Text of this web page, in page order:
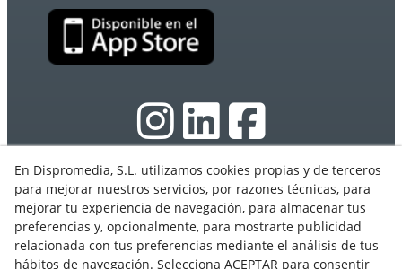
© 08/2026 Ebasnet - Dispromedia, SL - Todos los
derechos reservados.
Condiciones de Uso
Aviso Legal
En Dispromedia, S.L. utilizamos cookies propias y de terceros
para mejorar nuestros servicios, por razones técnicas, para
mejorar tu experiencia de navegación, para almacenar tus
preferencias y, opcionalmente, para mostrarte publicidad
relacionada con tus preferencias mediante el análisis de tus
hábitos de navegación. Selecciona ACEPTAR para consentir